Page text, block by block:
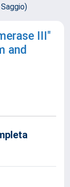
III"
and